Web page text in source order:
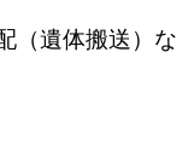
（遺体搬送）な